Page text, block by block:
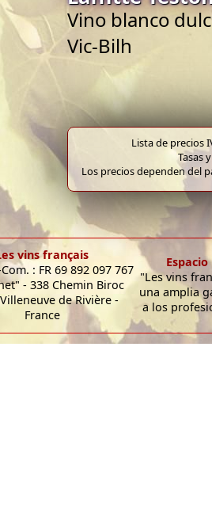
Vino blanco
Vic-Bilh
Lista de precios
Tasas
Los precios dependen del
vins français
: FR 69 892 097 767
- 338 Chemin Biroc
de Rivière -
France
"Les vins
una amplia
a los